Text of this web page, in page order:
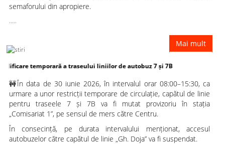
semaforului din apropiere.
.....
Mai mult
a traseului liniilor de autobuz 7 și 7B
🚧În data de 30 iunie 2026, în intervalul orar 08:00–15:30, ca
urmare a unor restricții temporare de circulație, capătul de linie
pentru traseele 7 și 7B va fi mutat provizoriu în stația
„Comisariat 1”, pe sensul de mers către Centru.
În consecință, pe durata intervalului menționat, accesul
autobuzelor către capătul de linie „Gh. Doja” va fi suspendat.